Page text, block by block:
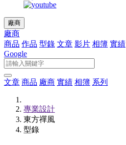
廠商
廠商
商品 作品 型錄 文章 影片 相簿 實績
Google
文章 商品 廠商 實績 相簿 系列
專業設計
東方禪風
型錄